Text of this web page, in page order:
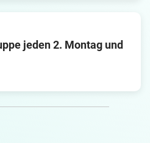
jeden 2. Montag und